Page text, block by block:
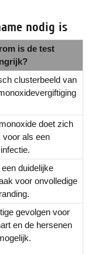
nodig is
is de test
clusterbeeld van
doet zich
voor als een
duidelijke
voor onvolledige
gevolgen voor
en de hersenen